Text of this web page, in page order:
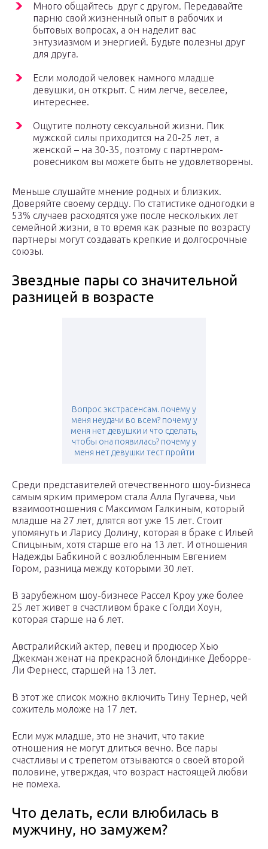
Много общайтесь друг с другом. Передавайте
парню свой жизненный опыт в рабочих и
бытовых вопросах, а он наделит вас
энтузиазмом и энергией. Будьте полезны друг
для друга.
Если молодой человек намного младше
девушки, он открыт. С ним легче, веселее,
интереснее.
Ощутите полноту сексуальной жизни. Пик
мужской силы приходится на 20-25 лет, а
женской – на 30-35, поэтому с партнером-
ровесником вы можете быть не удовлетворены.
Меньше слушайте мнение родных и близких.
Доверяйте своему сердцу. По статистике одногодки в
53% случаев расходятся уже после нескольких лет
семейной жизни, в то время как разные по возрасту
партнеры могут создавать крепкие и долгосрочные
союзы.
Звездные пары со значительной
разницей в возрасте
Вопрос экстрасенсам. почему у
меня неудачи во всем? почему у
меня нет девушки и что сделать,
чтобы она появилась? почему у
меня нет девушки тест пройти
Среди представителей отечественного шоу-бизнеса
самым ярким примером стала Алла Пугачева, чьи
взаимоотношения с Максимом Галкиным, который
младше на 27 лет, длятся вот уже 15 лет. Стоит
упомянуть и Ларису Долину, которая в браке с Ильей
Спицыным, хотя старше его на 13 лет. И отношения
Надежды Бабкиной с возлюбленным Евгением
Гором, разница между которыми 30 лет.
В зарубежном шоу-бизнесе Рассел Кроу уже более
25 лет живет в счастливом браке с Голди Хоун,
которая старше на 6 лет.
Австралийский актер, певец и продюсер Хью
Джекман женат на прекрасной блондинке Деборре-
Ли Фернесс, старшей на 13 лет.
В этот же список можно включить Тину Тернер, чей
сожитель моложе на 17 лет.
Если муж младше, это не значит, что такие
отношения не могут длиться вечно. Все пары
счастливы и с трепетом отзываются о своей второй
половине, утверждая, что возраст настоящей любви
не помеха.
Что делать, если влюбилась в
мужчину, но замужем?